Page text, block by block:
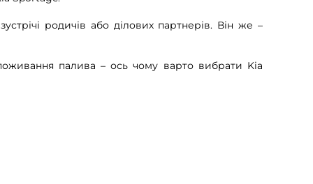
родичів або ділових партнерів. Він же –
палива – ось чому варто вибрати Kia